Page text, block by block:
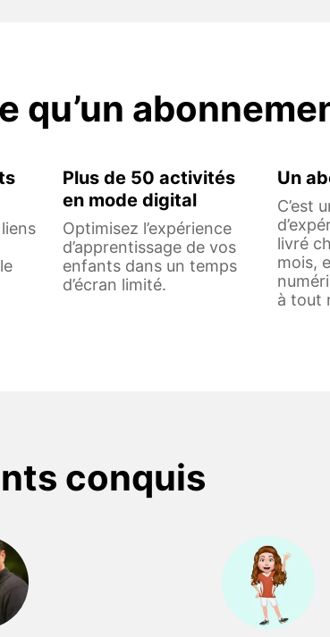
qu’un
Plus de 50 activités
en mode digital
Optimisez l’expérience
d’apprentissage de vos
enfants dans un temps
d’écran limité.
Un
C’est
livré
mois,
à tout
conquis